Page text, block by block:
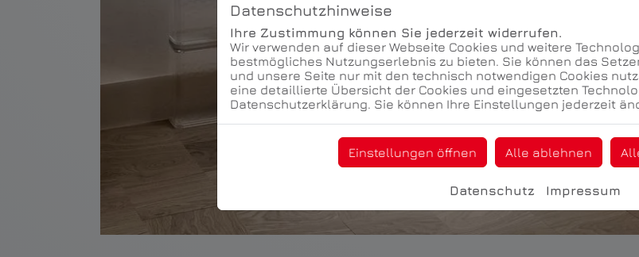
Datenschutzhinweise
Ihre Zustimmung können Sie jederzeit widerrufen.
Wir verwenden auf dieser Webseite Cookies und weitere
bestmögliches Nutzungserlebnis zu bieten. Sie können das
und unsere Seite nur mit den technisch notwendigen Cookies
eine detaillierte Übersicht der Cookies und eingesetzten
Datenschutzerklärung. Sie können Ihre Einstellungen jederzeit
Einstellungen öffnen Alle ablehnen
Datenschutz Impressum